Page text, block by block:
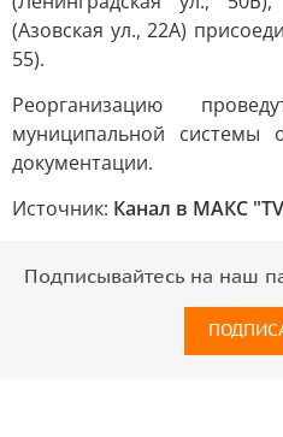
(Азовская ул., 22А)
55).
Реорганизацию
муниципальной системы
документации.
Источник: Канал в МАКС
Подписывайтесь на наш